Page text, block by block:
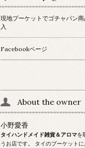
現地プーケットでゴチャパン
入
Facebookページ
About the owner
小野愛香
タイハンドメイド雑貨＆アロマを
うお店です。 タイのプーケット